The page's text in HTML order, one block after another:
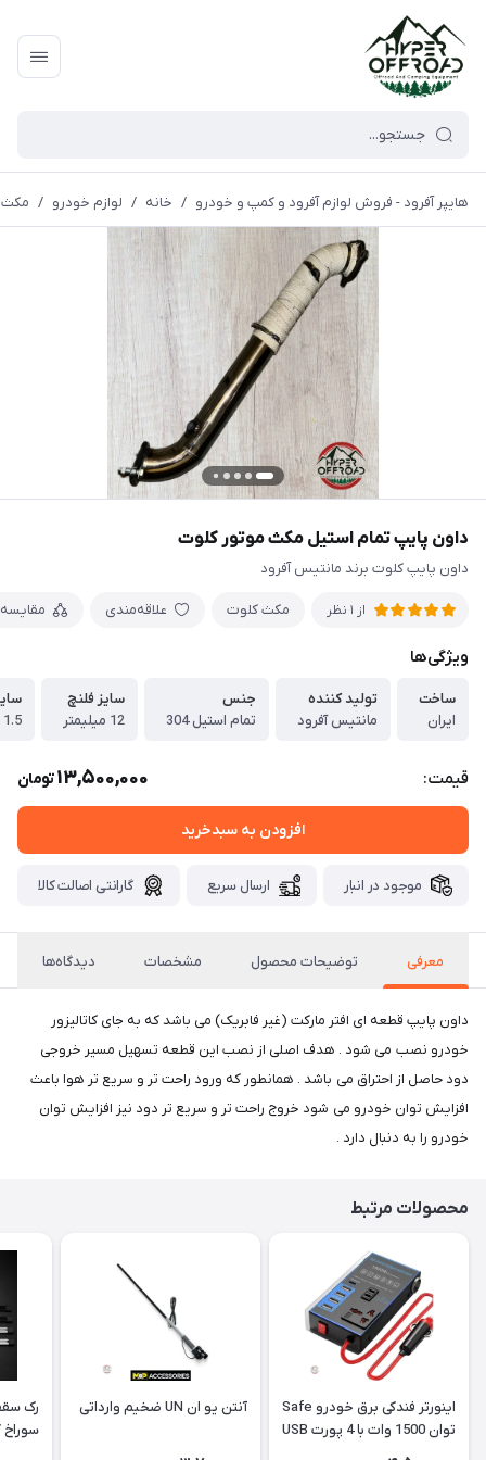
هایپر آفرود - فروش لوازم آفرود و کمپ و خودرو / خانه / لوازم خودرو / مکث
داون پایپ تمام استیل مکث موتور کلوت
داون پایپ کلوت برند مانتیس آفرود
از 1 نظر مکث کلوت علاقه‌مندی مقایسه
ویژگی‌ها
ساخت
ایران
تولید کننده
مانتیس آفرود
جنس
تمام استیل 304
سایز فلنچ
12 میلیمتر
1.5 میلیمتر
قیمت: 13,500,000تومان
افزودن به سبدخرید
موجود در انبار ارسال سریع گارانتی اصالت کالا
معرفی توضیحات محصول مشخصات دیدگاه‌ها
داون پایپ قطعه ای افتر مارکت (غیر فابریک) می باشد که به جای کاتالیزور
خودرو نصب می شود . هدف اصلی از نصب این قطعه تسهیل مسیر خروجی
دود حاصل از احتراق می باشد . همانطور که ورود راحت تر و سریع تر هوا باعث
افزایش توان خودرو می شود خروج راحت تر و سریع تر دود نیز افزایش توان
خودرو را به دنبال دارد .
محصولات مرتبط
اینورتر فندکی برق خودرو Safe
توان 1500 وات با 4 پورت USB
آنتن یو ان UN ضخیم وارداتی رک